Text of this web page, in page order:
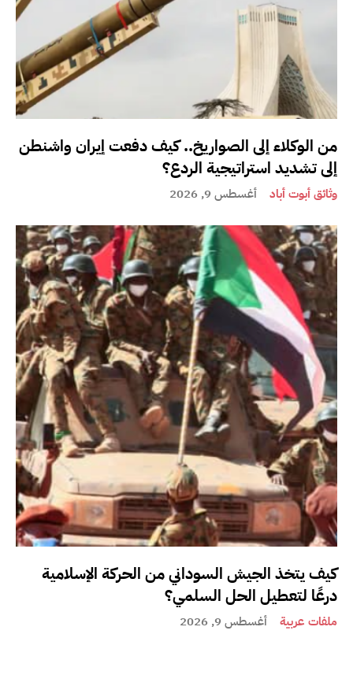
من الوكلاء إلى الصواريخ.. كيف دفعت إيران واشنطن
إلى تشديد استراتيجية الردع؟
وثائق أبوت أباد أغسطس 9, 2026
كيف يتخذ الجيش السوداني من الحركة الإسلامية
درعًا لتعطيل الحل السلمي؟
ملفات عربية أغسطس 9, 2026